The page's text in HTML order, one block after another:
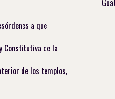
a que
Constitutiva de la
de los templos,